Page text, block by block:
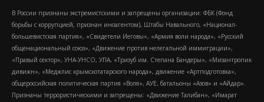
В России признаны экстремистскими и запрещены организации: ФБК (Фонд
борьбы с коррупцией, признан иноагентом), Штабы Навального, «Национал-
большевистская партия», «Свидетели Иеговы», «Армия воли народа», «Русский
общенациональный союз», «Движение против нелегальной иммиграции»,
«Правый сектор», УНА-УНСО, УПА, «Тризуб им. Степана Бандеры», «Мизантропик
дивижн», «Меджлис крымскотатарского народа», движение «Артподготовка»,
общероссийская политическая партия «Воля», АУЕ, батальоны «Азов» и «Айдар».
Признаны террористическими и запрещены: «Движение Талибан», «Имарат